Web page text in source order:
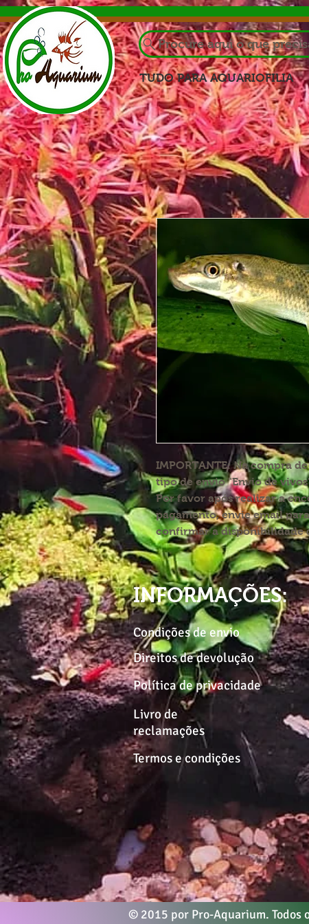
Procure aqui o que
TUDO PARA AQUARIOFILIA
IMPORTANTE:Na compra
tipo de envio "Envio de
Por favor após realizar a
pagamento, envie email
confirmar a disponibilidade
INFORMAÇÕES:
Condições de envio
Direitos de devolução
Política de privacidade
Livro de
reclamações
Termos e condições
© 2015 por Pro-Aquarium. Todos